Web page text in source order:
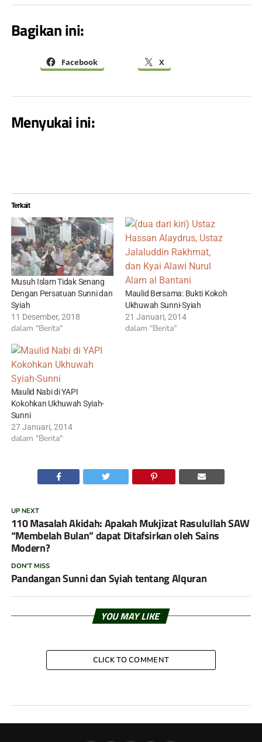
Bagikan ini:
Facebook X
Menyukai ini:
Terkait
Musuh Islam Tidak Senang
Dengan Persatuan Sunni dan
Syiah
11 Desember, 2018
dalam "Berita"
Maulid Bersama: Bukti Kokoh
Ukhuwah Sunni-Syiah
21 Januari, 2014
dalam "Berita"
Maulid Nabi di YAPI
Kokohkan Ukhuwah Syiah-
Sunni
27 Januari, 2014
dalam "Berita"
UP NEXT
110 Masalah Akidah: Apakah Mukjizat Rasulullah SAW
“Membelah Bulan” dapat Ditafsirkan oleh Sains
Modern?
DON'T MISS
Pandangan Sunni dan Syiah tentang Alquran
YOU MAY LIKE
CLICK TO COMMENT